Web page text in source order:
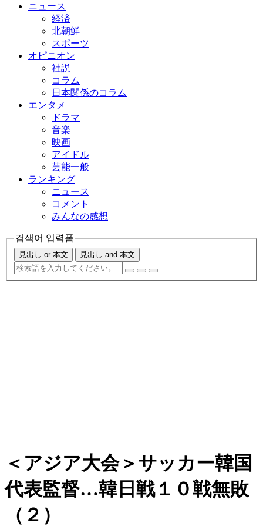
ニュース
経済
北朝鮮
スポーツ
オピニオン
社説
コラム
日本関係のコラム
エンタメ
ドラマ
音楽
映画
アイドル
芸能一般
ランキング
ニュース
コメント
みんなの感想
검색어 입력폼
見出し or 本文 見出し and 本文
＜アジア大会＞サッカー韓国
代表監督…韓日戦１０戦無敗
（２）